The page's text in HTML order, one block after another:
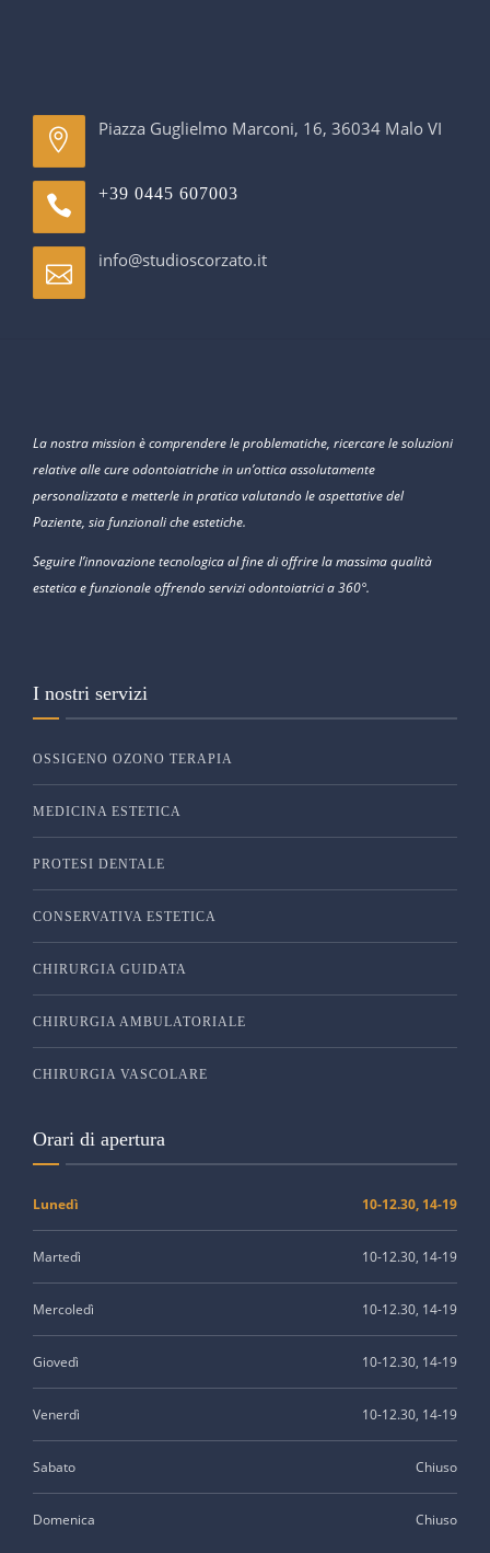
Piazza Guglielmo Marconi, 16, 36034 Malo VI
+39 0445 607003
info@studioscorzato.it
La nostra mission è comprendere le problematiche, ricercare le soluzioni
relative alle cure odontoiatriche in un’ottica assolutamente
personalizzata e metterle in pratica valutando le aspettative del
Paziente, sia funzionali che estetiche.
Seguire l’innovazione tecnologica al fine di offrire la massima qualità
estetica e funzionale offrendo servizi odontoiatrici a 360°.
I nostri servizi
OSSIGENO OZONO TERAPIA
MEDICINA ESTETICA
PROTESI DENTALE
CONSERVATIVA ESTETICA
CHIRURGIA GUIDATA
CHIRURGIA AMBULATORIALE
CHIRURGIA VASCOLARE
Orari di apertura
Lunedì 10-12.30, 14-19
Martedì 10-12.30, 14-19
Mercoledì 10-12.30, 14-19
Giovedì 10-12.30, 14-19
Venerdì 10-12.30, 14-19
Sabato Chiuso
Domenica Chiuso